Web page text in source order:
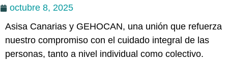
octubre 8, 2025
Asisa Canarias y GEHOCAN, una unión que refuerza
nuestro compromiso con el cuidado integral de las
personas, tanto a nivel individual como colectivo.